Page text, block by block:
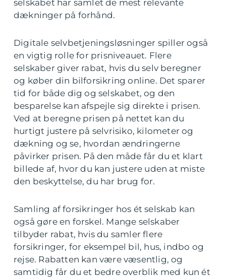
selskabet har samlet de mest relevante
dækninger på forhånd.
Digitale selvbetjeningsløsninger spiller også
en vigtig rolle for prisniveauet. Flere
selskaber giver rabat, hvis du selv beregner
og køber din bilforsikring online. Det sparer
tid for både dig og selskabet, og den
besparelse kan afspejle sig direkte i prisen.
Ved at beregne prisen på nettet kan du
hurtigt justere på selvrisiko, kilometer og
dækning og se, hvordan ændringerne
påvirker prisen. På den måde får du et klart
billede af, hvor du kan justere uden at miste
den beskyttelse, du har brug for.
Samling af forsikringer hos ét selskab kan
også gøre en forskel. Mange selskaber
tilbyder rabat, hvis du samler flere
forsikringer, for eksempel bil, hus, indbo og
rejse. Rabatten kan være væsentlig, og
samtidig får du et bedre overblik med kun ét